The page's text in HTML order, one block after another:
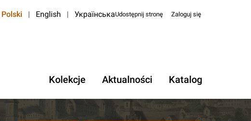
Polski | English | УкраїнськаUdostępnij stronę Zaloguj się
Kolekcje Aktualności Katalog